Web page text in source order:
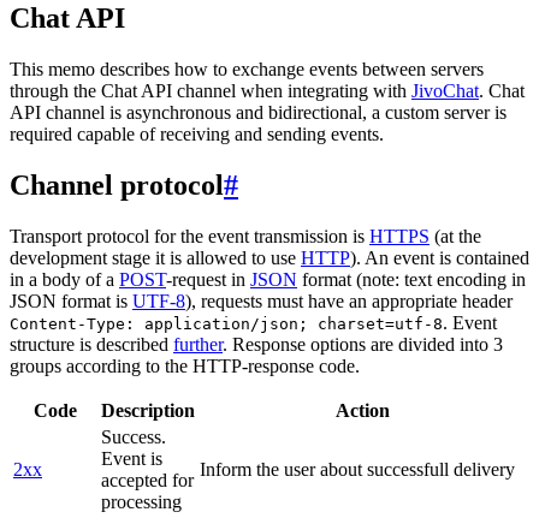
Chat API
This memo describes how to exchange events between servers
through the Chat API channel when integrating with JivoChat. Chat
API channel is asynchronous and bidirectional, a custom server is
required capable of receiving and sending events.
Channel protocol#
Transport protocol for the event transmission is HTTPS (at the
development stage it is allowed to use HTTP). An event is contained
in a body of a POST-request in JSON format (note: text encoding in
JSON format is UTF-8), requests must have an appropriate header
Content-Type: application/json; charset=utf-8. Event
structure is described further. Response options are divided into 3
groups according to the HTTP-response code.
Code Description Action
2xx
Success.
Event is
accepted for
processing
Inform the user about successfull delivery